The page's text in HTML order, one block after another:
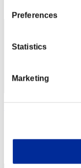
Preferences
Statistics
Marketing
RANK